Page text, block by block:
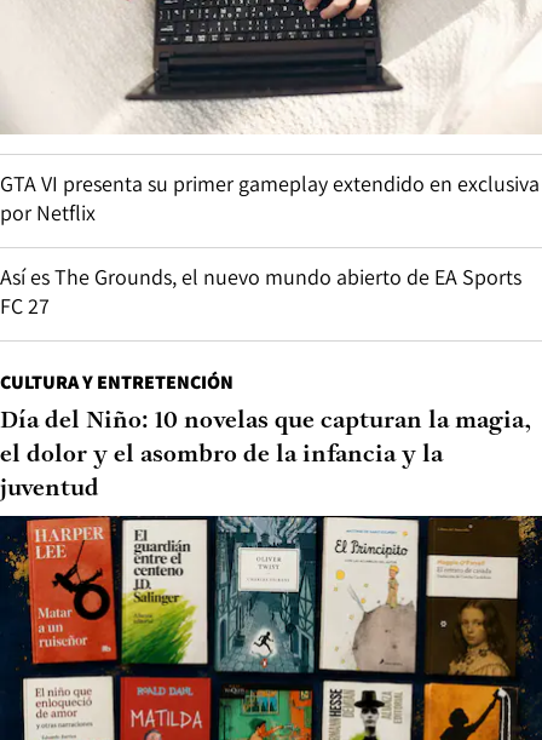
GTA VI presenta su primer gameplay extendido en exclusiva
por Netflix
Así es The Grounds, el nuevo mundo abierto de EA Sports
FC 27
CULTURA Y ENTRETENCIÓN
Día del Niño: 10 novelas que capturan la magia,
el dolor y el asombro de la infancia y la
juventud